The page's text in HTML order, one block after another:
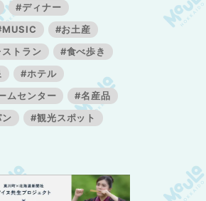
#ディナー
#お土産
トラン
#食べ歩き
#ホテル
ムセンター
#名産品
#観光スポット